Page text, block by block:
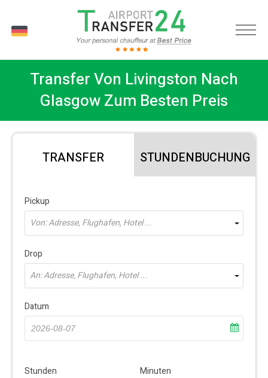
Transfer Von Livingston Nach
Glasgow Zum Besten Preis
TRANSFER STUNDENBUCHUNG
Pickup
Von: Adresse, Flughafen, Hotel ...
Drop
An: Adresse, Flughafen, Hotel ...
Datum
Stunden
Minuten